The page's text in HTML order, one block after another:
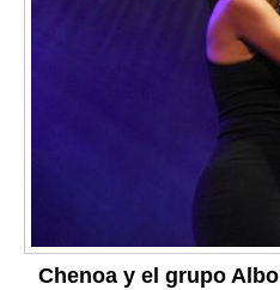
Chenoa y el grupo